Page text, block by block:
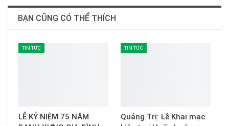
BẠN CŨNG CÓ THỂ THÍCH
TIN TỨC
LỄ KỶ NIỆM 75 NĂM
TIN TỨC
Quảng Trị: Lễ Khai mạc